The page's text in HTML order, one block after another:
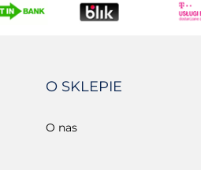
O SKLEPIE
O nas